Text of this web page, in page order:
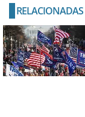
RELACIONADAS